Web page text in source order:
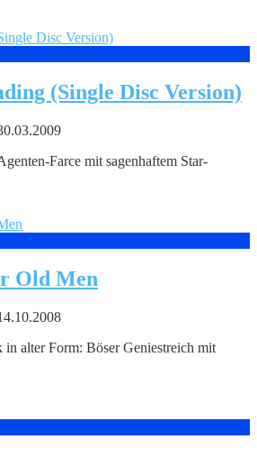
(Single Disc Version)
Farce mit sagenhaftem Star-
Old Men
alter Form: Böser Geniestreich mit